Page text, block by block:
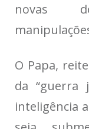
novas
O Papa,
da “guerra
inteligência